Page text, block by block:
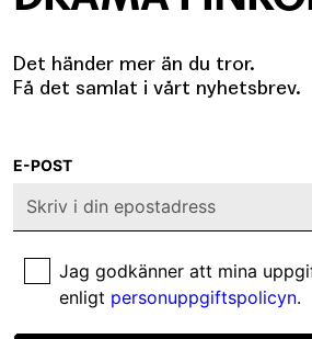
Det händer mer än du tror.
Få det samlat i vårt nyhetsbrev.
E-POST
Jag godkänner att mina
enligt personuppgiftspolicyn.